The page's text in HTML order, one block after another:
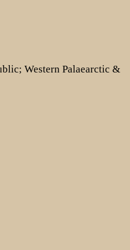
Western Palaearctic &